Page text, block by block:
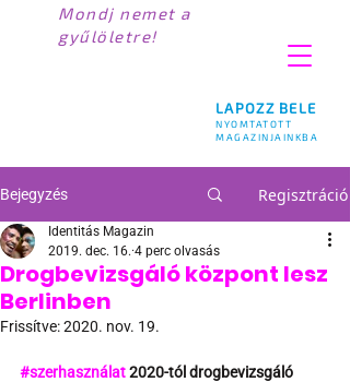
LAPOZZ BELE
NYOMTATOTT
MAGAZINJAINKBA
Mondj nemet a
gyűlöletre!
Bejegyzés Regisztráció
Drogbevizsgáló központ lesz
Berlinben
Identitás Magazin
2019. dec. 16. 4 perc olvasás
Frissítve:2020. nov. 19.
#szerhasználat 2020-tól drogbevizsgáló